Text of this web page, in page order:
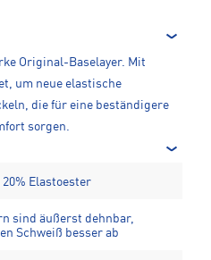
Original-Baselayer. Mit
um neue elastische
die für eine beständigere
sorgen.
Elastoester
sind äußerst dehnbar,
Schweiß besser ab